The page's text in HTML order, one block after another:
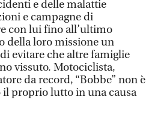
e delle malattie
e campagne di
con lui fino all’ultimo
della loro missione un
evitare che altre famiglie
vissuto. Motociclista,
da record, “Bobbe” non è
il proprio lutto in una causa